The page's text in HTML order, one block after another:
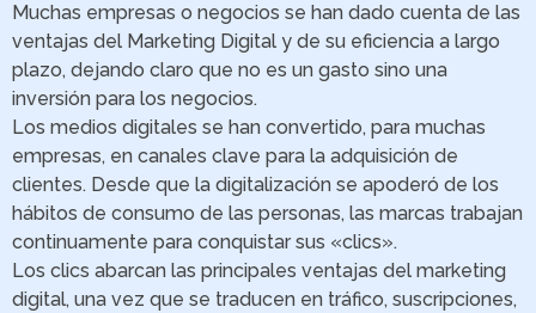
Muchas empresas o negocios se han dado cuenta de las
ventajas del Marketing Digital y de su eficiencia a largo
plazo, dejando claro que no es un gasto sino una
inversión para los negocios.
Los medios digitales se han convertido, para muchas
empresas, en canales clave para la adquisición de
clientes. Desde que la digitalización se apoderó de los
hábitos de consumo de las personas, las marcas trabajan
continuamente para conquistar sus «clics».
Los clics abarcan las principales ventajas del marketing
digital, una vez que se traducen en tráfico, suscripciones,